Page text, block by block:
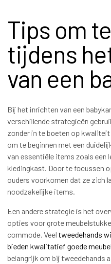
Tips om
tijdens
van een
Bij het inrichten van een
verschillende strategieën
zonder in te boeten op
om te beginnen met een
van essentiële items zoals een
kledingkast. Door te focussen
ouders voorkomen dat ze zich
noodzakelijke items.
Een andere strategie is het
opties voor grote
commode. Veel tweedehands
bieden kwalitatief goede
belangrijk om bij tweedehands